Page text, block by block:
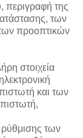
περιγραφή της
των
προοπτικών
στοιχεία
και των
ρύθμισης των